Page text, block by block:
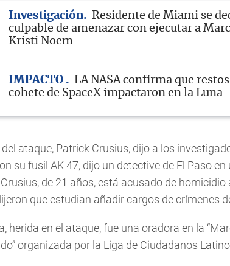
Investigación
Residente de Miami se
culpable de amenazar con ejecutar a
Kristi Noem
IMPACTO
LA NASA confirma que
cohete de SpaceX impactaron en la Luna
ataque, Patrick Crusius, dijo a los
su fusil AK-47, dijo un detective de El Paso en
de 21 años, está acusado de homicidio
que estudian añadir cargos de crímenes
herida en el ataque, fue una oradora en la
organizada por la Liga de Ciudadanos